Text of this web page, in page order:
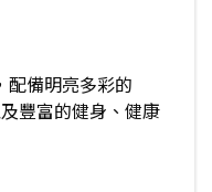
配備明亮多彩的
豐富的健身、健康